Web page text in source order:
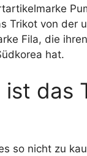
Trikot von der
Fila, die
hat.
ist das
so nicht zu